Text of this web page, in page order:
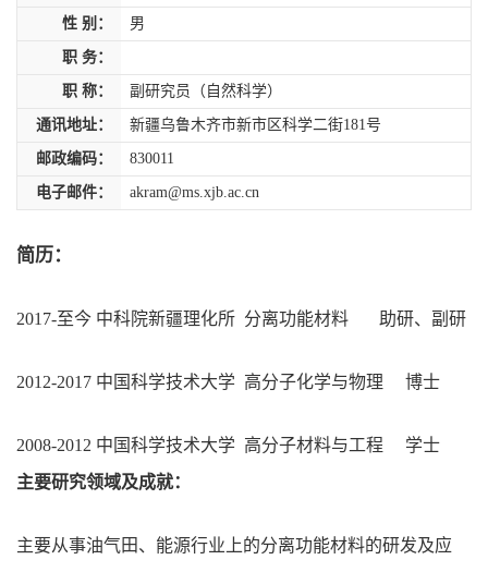
性 别： 男
职 务：
职 称： 副研究员（自然科学）
通讯地址： 新疆乌鲁木齐市新市区科学二街181号
邮政编码： 830011
电子邮件： akram@ms.xjb.ac.cn
简历：
2017-至今 中科院新疆理化所 分离功能材料 助研、副研
2012-2017 中国科学技术大学 高分子化学与物理 博士
2008-2012 中国科学技术大学 高分子材料与工程 学士
主要研究领域及成就：
主要从事油气田、能源行业上的分离功能材料的研发及应